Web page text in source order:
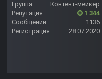
Группа
Контент-мейкер
Репутация
1 344
Сообщений
1136
Регистрация
28.07.2020